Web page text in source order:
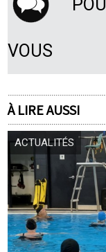
VOUS
À LIRE AUSSI
ACTUALITÉS